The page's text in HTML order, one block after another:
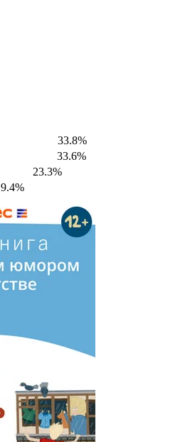
33.8%
33.6%
23.3%
9.4%